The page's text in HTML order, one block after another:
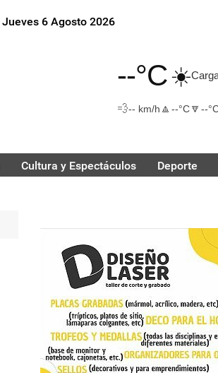
Jueves 6 Agosto 2026
--°C☀️
💨-- km/h 🔼 --°C🔽 --
Cultura y Espectáculos Deporte